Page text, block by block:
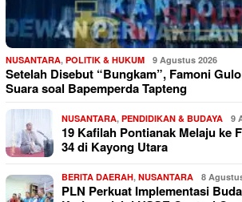
NUSANTARA, POLITIK & HUKUM 9 Agustus 2026
Setelah Disebut “Bungkam”, Famoni
Suara soal Bapemperda Tapteng
NUSANTARA, PENDIDIKAN & BUDAYA 9
19 Kafilah Pontianak Melaju ke
34 di Kayong Utara
BERITA DAERAH, NUSANTARA 8
PLN Perkuat Implementasi